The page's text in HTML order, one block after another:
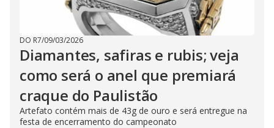
DO R7/09/03/2026
Diamantes, safiras e rubis; veja
como será o anel que premiará
craque do Paulistão
Artefato contém mais de 43g de ouro e será entregue na
festa de encerramento do campeonato